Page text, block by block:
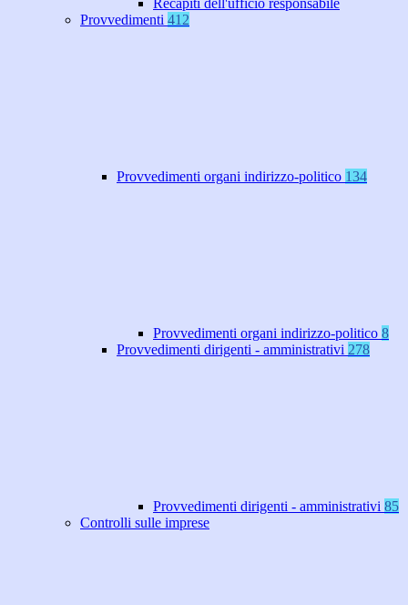
Recapiti dell'ufficio responsabile
Provvedimenti 412
Provvedimenti organi indirizzo-politico 134
Provvedimenti organi indirizzo-politico 8
Provvedimenti dirigenti - amministrativi 278
Provvedimenti dirigenti - amministrativi 85
Controlli sulle imprese